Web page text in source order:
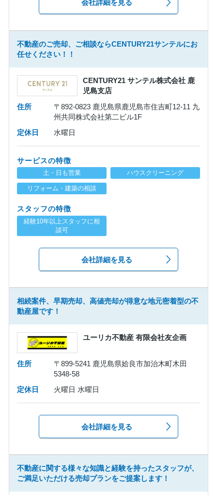
会社詳細を見る
不動産のご売却、ご相談ならCENTURY21サンテルにお
任せください！！
CENTURY21 サンテル株式会社 鹿
児島支店
住所
〒892-0823 鹿児島県鹿児島市住吉町12-11 九
州共同株式会社第二ビル1F
定休日
水曜日
サービスの特徴
土・日も営業 ハウスクリーニング
リフォーム・建築の相談
スタッフの特徴
経験10年以上スタッフに相
談可
会社詳細を見る
相続案件、早期売却、高値売却が得意な地元密着型の不
動産屋です！
ユーリカ不動産 有限会社友企画
住所
〒899-5241 鹿児島県姶良市加治木町木田
5348-58
定休日
火曜日 水曜日
会社詳細を見る
不動産に関する様々な知識と経験を持ったスタッフが、
ご満足いただける売却プランをご提案します！